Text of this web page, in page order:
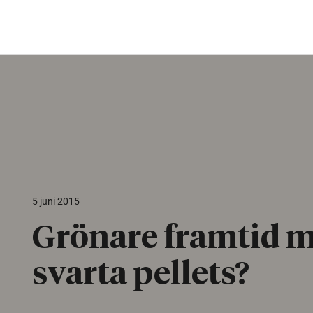
5 juni 2015
Grönare framtid
svarta pellets?